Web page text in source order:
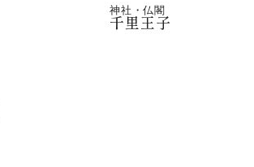
神社・仏閣
千里王子